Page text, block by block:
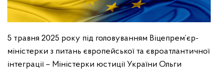
5 травня 2025 року під головуванням Віцепрем’єр-
міністерки з питань європейської та євроатлантичної
інтеграції – Міністерки юстиції України Ольги